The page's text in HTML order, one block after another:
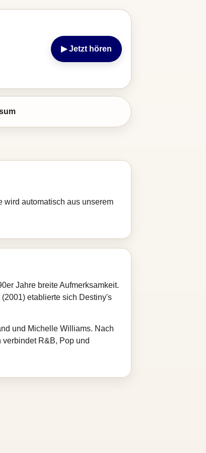
▶ Jetzt hören
wird automatisch aus unserem
Jahre breite Aufmerksamkeit.
etablierte sich Destiny's
und Michelle Williams. Nach
R&B, Pop und